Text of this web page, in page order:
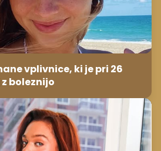
vplivnice, ki je pri 26
boleznijo